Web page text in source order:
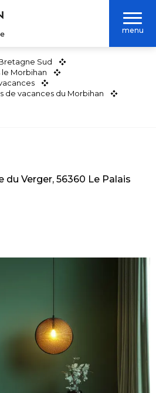
menu
Sud
Morbihan
de vacances du Morbihan
du Verger, 56360 Le Palais
favoris